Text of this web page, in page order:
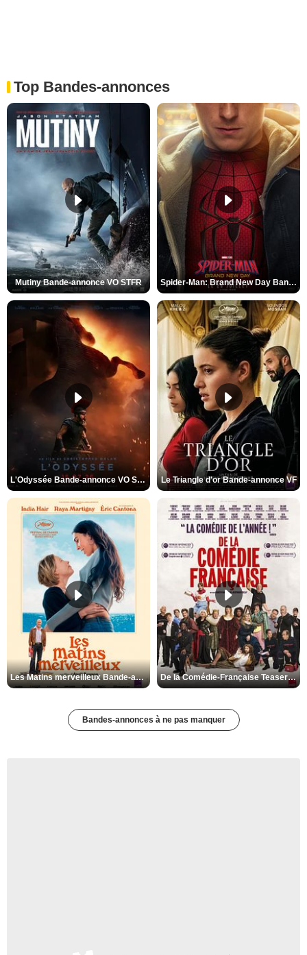
Top Bandes-annonces
Mutiny Bande-annonce VO STFR Spider-Man: Brand New Day Bande-annonce VO STFR
L'Odyssée Bande-annonce VO STFR Le Triangle d'or Bande-annonce VF
Les Matins merveilleux Bande-annonce VF De la Comédie-Française Teaser VF
Bandes-annonces à ne pas manquer